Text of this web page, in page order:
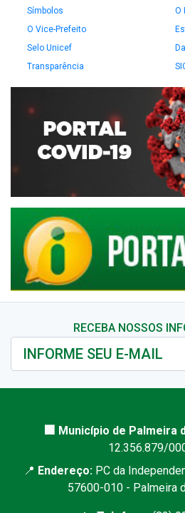
Símbolos
O
O Vice-Prefeito
Selo Unicef
Transparência
RECEBA NOSSOS
🏢 Município de Palmeira
12.356.879/
📍 Endereço: PC da
57600-010 - Palmeira